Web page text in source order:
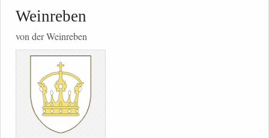
Weinreben
von der Weinreben